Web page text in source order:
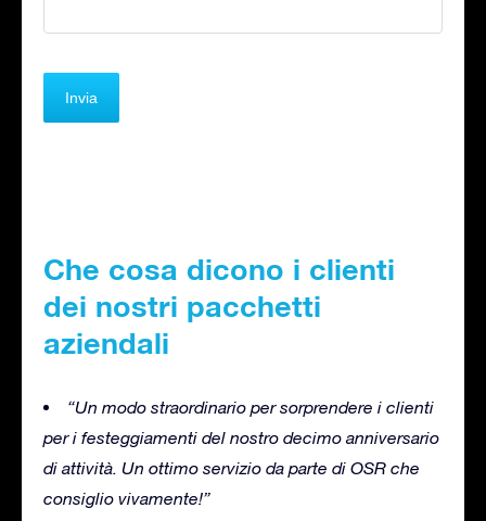
Che cosa dicono i clienti
dei nostri pacchetti
aziendali
“Un modo straordinario per sorprendere i clienti
per i festeggiamenti del nostro decimo anniversario
di attività. Un ottimo servizio da parte di OSR che
consiglio vivamente!”